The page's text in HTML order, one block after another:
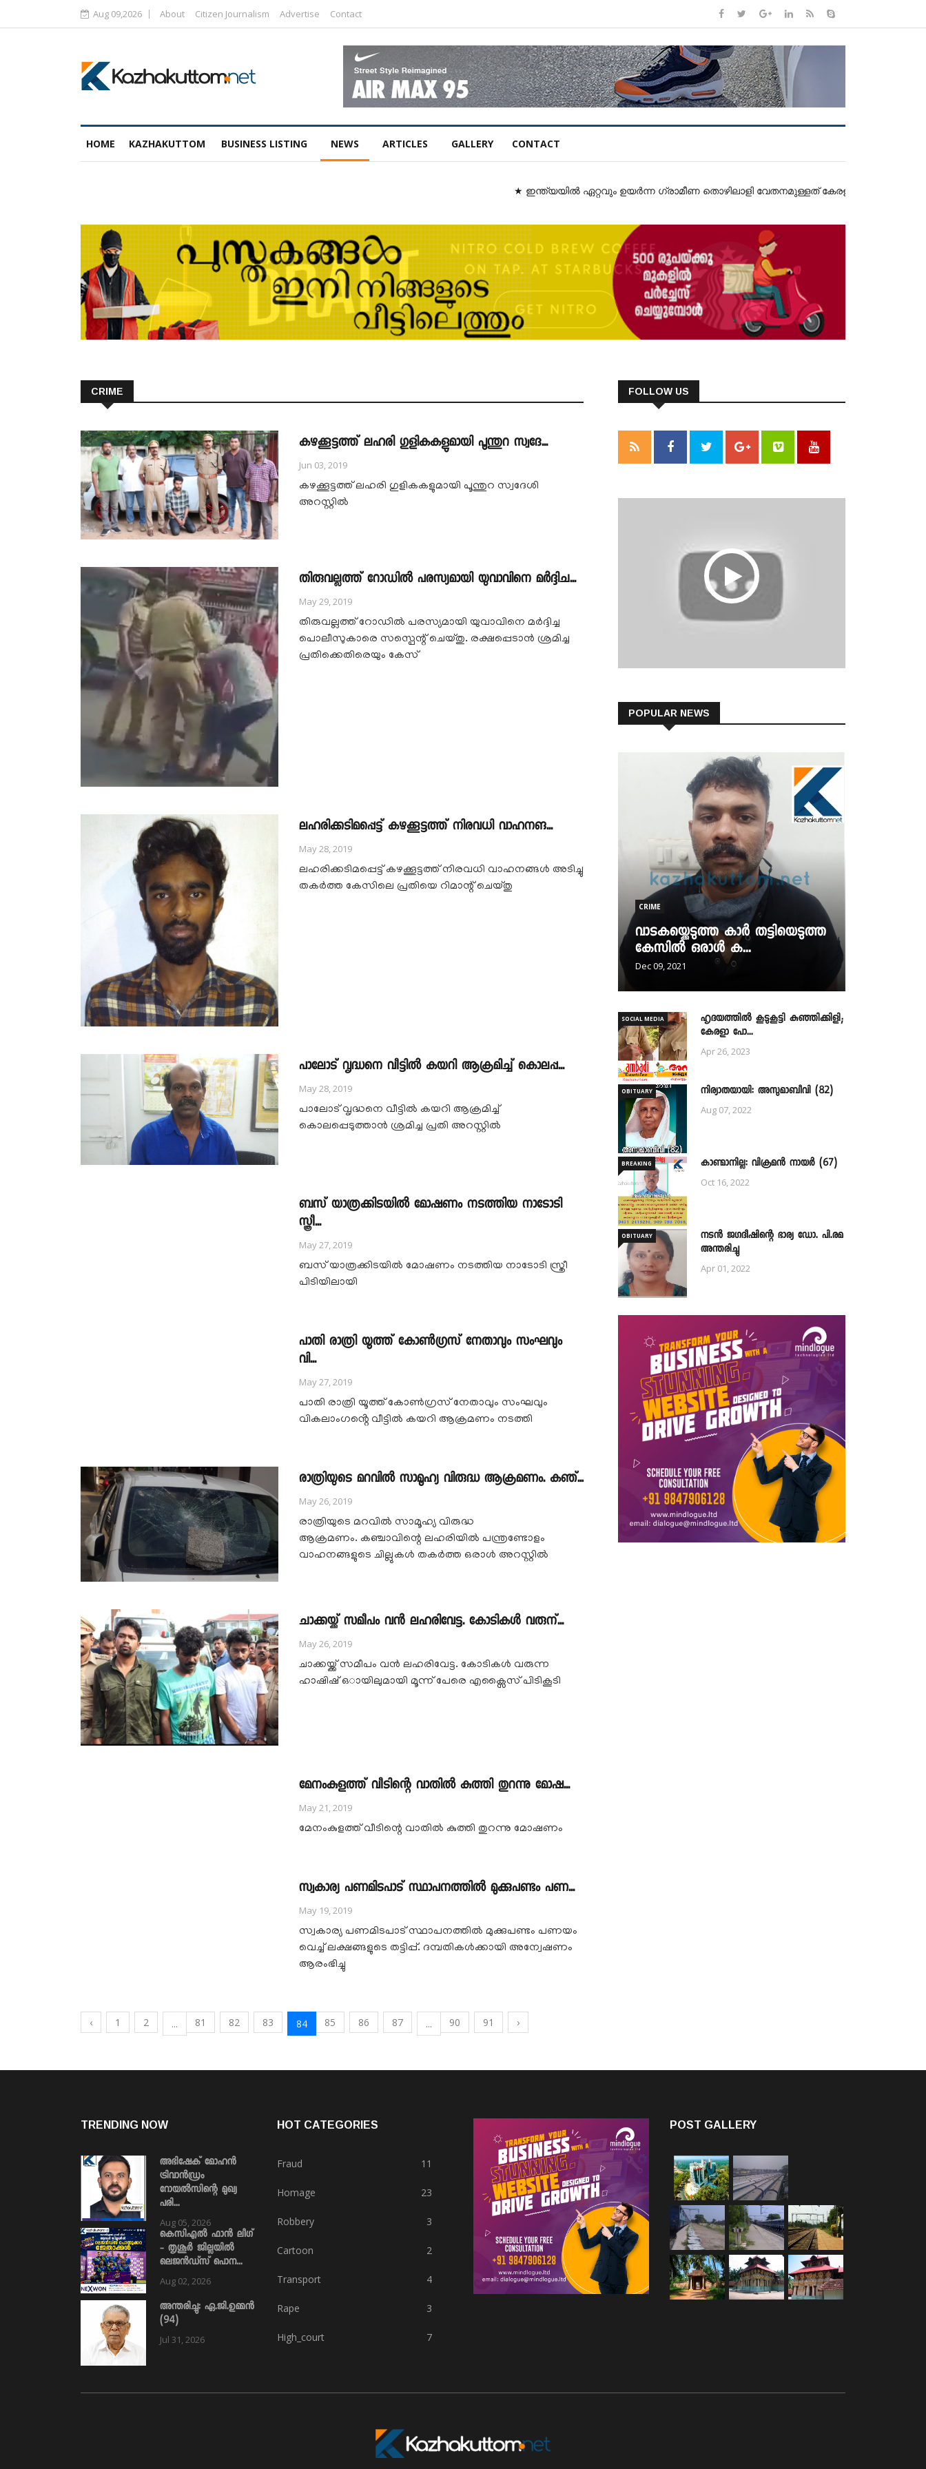
Aug 09,2026 About Citizen Journalism Advertise Contact
HOME KAZHAKUTTOM BUSINESS LISTING NEWS ARTICLES GALLERY CONTACT
★ ഇന്ത്യയിൽ ഏറ്റവും ഉയർന്ന ഗ്രാമീണ തൊഴിലാളി വേതനമുള്ളത് കേരളത്തിലെന്ന് റിസർവ്
CRIME
കഴക്കൂട്ടത്ത് ലഹരി ഗുളികകളുമായി പൂന്തുറ സ്വദേ...
Jun 03, 2019
കഴക്കൂട്ടത്ത് ലഹരി ഗുളികകളുമായി പൂന്തുറ സ്വദേശി
അറസ്റ്റിൽ
തിരുവല്ലത്ത് റോഡിൽ പരസ്യമായി യുവാവിനെ മർദ്ദിച...
May 29, 2019
തിരുവല്ലത്ത് റോഡിൽ പരസ്യമായി യുവാവിനെ മർദ്ദിച്ച
പൊലീസുകാരെ സസ്പെന്റ് ചെയ്തു. രക്ഷപ്പെടാൻ ശ്രമിച്ച
പ്രതിക്കെതിരെയും കേസ്
ലഹരിക്കടിമപ്പെട്ട് കഴക്കൂട്ടത്ത് നിരവധി വാഹനങ...
May 28, 2019
ലഹരിക്കടിമപ്പെട്ട് കഴക്കൂട്ടത്ത് നിരവധി വാഹനങ്ങള്‍ അടിച്ചു
തകര്‍ത്ത കേസിലെ പ്രതിയെ റിമാന്റ് ചെയ്തു
പാലോട് വൃദ്ധനെ വീട്ടിൽ കയറി ആക്രമിച്ച് കൊലപ്പ...
May 28, 2019
പാലോട് വൃദ്ധനെ വീട്ടിൽ കയറി ആക്രമിച്ച്
കൊലപ്പെടുത്താൻ ശ്രമിച്ച പ്രതി അറസ്റ്റിൽ
ബസ് യാത്രക്കിടയിൽ മോഷണം നടത്തിയ നാടോടി
സ്ത്രീ...
May 27, 2019
ബസ് യാത്രക്കിടയിൽ മോഷണം നടത്തിയ നാടോടി സ്ത്രീ
പിടിയിലായി
പാതി രാത്രി യൂത്ത് കോൺഗ്രസ് നേതാവും സംഘവും
വി...
May 27, 2019
പാതി രാത്രി യൂത്ത് കോൺഗ്രസ് നേതാവും സംഘവും
വികലാംഗൻ്റെ വീട്ടിൽ കയറി ആക്രമണം നടത്തി
രാത്രിയുടെ മറവിൽ സാമൂഹ്യ വിരുദ്ധ ആക്രമണം. കഞ്...
May 26, 2019
രാത്രിയുടെ മറവിൽ സാമൂഹ്യ വിരുദ്ധ
ആക്രമണം. കഞ്ചാവിന്റെ ലഹരിയിൽ പന്ത്രണ്ടോളം
വാഹനങ്ങളുടെ ചില്ലുകൾ തകർത്ത ഒരാൾ അറസ്റ്റിൽ
ചാക്കയ്ക്ക്‌ സമീപം വൻ ലഹരിവേട്ട. കോടികൾ വരുന്...
May 26, 2019
ചാക്കയ്ക്ക്‌ സമീപം വൻ ലഹരിവേട്ട. കോടികൾ വരുന്ന
ഹാഷിഷ് ഒായിലുമായി മൂന്ന് പേരെ എക്സൈസ് പിടികൂടി
മേനംകുളത്ത് വീടിന്റെ വാതിൽ കുത്തി തുറന്നു മോഷ...
May 21, 2019
മേനംകുളത്ത് വീടിന്റെ വാതിൽ കുത്തി തുറന്നു മോഷണം
സ്വകാര്യ പണമിടപാട് സ്ഥാപനത്തിൽ മുക്കുപണ്ടം പണ...
May 19, 2019
സ്വകാര്യ പണമിടപാട് സ്ഥാപനത്തിൽ മുക്കുപണ്ടം പണയം
വെച്ച് ലക്ഷങ്ങളുടെ തട്ടിപ്പ്. ദമ്പതികൾക്കായി അന്വേഷണം
ആരംഭിച്ചു
‹ 1 2 ... 81 82 83 84 85 86 87 ... 90 91 ›
FOLLOW US
POPULAR NEWS
CRIME
വാടകയ്ക്കെടുത്ത കാർ തട്ടിയെടുത്ത
കേസിൽ ഒരാൾ ക...
Dec 09, 2021
SOCIAL MEDIA
ഹൃദയത്തില്‍ കൂടുകൂട്ടി കുഞ്ഞിക്കിളി;
കേരളാ പോ...
Apr 26, 2023
OBITUARY നിര്യാതയായി: അസുമാബീവി (82)
Aug 07, 2022
BREAKING കാണ്മാനില്ല: വിക്രമൻ നായർ (67)
Oct 16, 2022
OBITUARY
നടൻ ജഗദീഷിന്റെ ഭാര്യ ഡോ. പി.രമ
അന്തരിച്ചു
Apr 01, 2022
TRENDING NOW
അഭിഷേക് മോഹൻ
ട്രിവാൻഡ്രം
റോയൽസിന്റെ മുഖ്യ
പരി...
Aug 05, 2026
കെസിഎൽ ഫാൻ ലീഗ്
- തൃശൂർ ജില്ലയിൽ
ലെജൻഡ്സ് പൊന...
Aug 02, 2026
അന്തരിച്ചു: ഏ.ജി.ഉമ്മൻ
(94)
Jul 31, 2026
HOT CATEGORIES
Fraud 11
Homage 23
Robbery 3
Cartoon 2
Transport 4
Rape 3
High_court 7
POST GALLERY